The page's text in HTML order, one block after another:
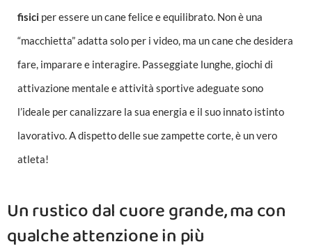
fisici per essere un cane felice e equilibrato. Non è una
“macchietta” adatta solo per i video, ma un cane che desidera
fare, imparare e interagire. Passeggiate lunghe, giochi di
attivazione mentale e attività sportive adeguate sono
l’ideale per canalizzare la sua energia e il suo innato istinto
lavorativo. A dispetto delle sue zampette corte, è un vero
atleta!
Un rustico dal cuore grande, ma con
qualche attenzione in più